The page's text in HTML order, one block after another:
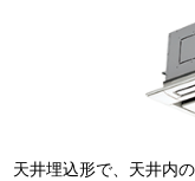
天井埋込形で、天井内